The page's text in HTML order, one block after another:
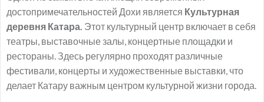
достопримечательностей Дохи является Культурная
деревня Катара. Этот культурный центр включает в себя
театры, выставочные залы, концертные площадки и
рестораны. Здесь регулярно проходят различные
фестивали, концерты и художественные выставки, что
делает Катару важным центром культурной жизни города.